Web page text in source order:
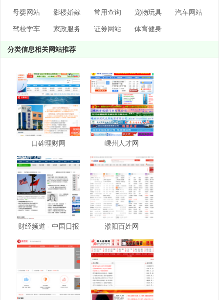
母婴网站 影楼婚嫁 常用查询 宠物玩具 汽车网站
驾校学车 家政服务 证券网站 体育健身
分类信息相关网站推荐
口碑理财网 嵊州人才网
财经频道 - 中国日报
濮阳百姓网